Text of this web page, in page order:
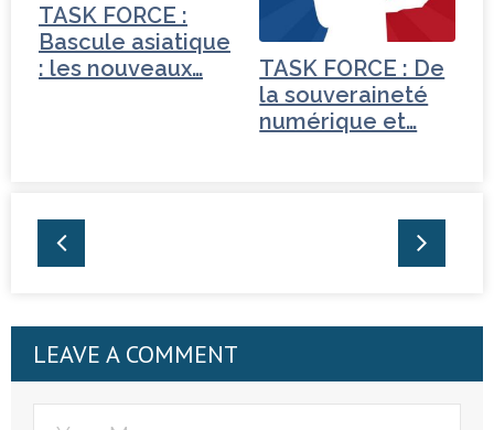
TASK FORCE :
Bascule asiatique
: les nouveaux…
TASK FORCE : De
la souveraineté
numérique et…
LEAVE A COMMENT